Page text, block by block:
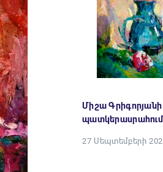
Միշա
պատկերասրահում
27 Սեպտեմբերի